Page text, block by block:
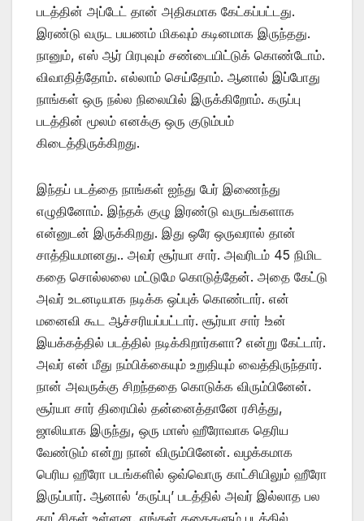
படத்தின் அப்டேட் தான் அதிகமாக கேட்கப்பட்டது.
இரண்டு வருட பயணம் மிகவும் கடினமாக இருந்தது.
நானும், எஸ் ஆர் பிரபுவும் சண்டையிட்டுக் கொண்டோம்.
விவாதித்தோம். எல்லாம் செய்தோம். ஆனால் இப்போது
நாங்கள் ஒரு நல்ல நிலையில் இருக்கிறோம். கருப்பு
படத்தின் மூலம் எனக்கு ஒரு குடும்பம்
கிடைத்திருக்கிறது.‌
இந்தப் படத்தை நாங்கள் ஐந்து பேர் இணைந்து
எழுதினோம். இந்தக் குழு இரண்டு வருடங்களாக
என்னுடன் இருக்கிறது. இது ஒரே ஒருவரால் தான்
சாத்தியமானது.. அவர் சூர்யா சார். அவரிடம் 45 நிமிட
கதை சொல்லலை மட்டுமே கொடுத்தேன். அதை கேட்டு
அவர் உடனடியாக நடிக்க ஒப்புக் கொண்டார். என்
மனைவி கூட ஆச்சரியப்பட்டார். சூர்யா சார் !உன்
இயக்கத்தில் படத்தில் நடிக்கிறார்களா? என்று கேட்டார்.
அவர் என் மீது நம்பிக்கையும் உறுதியும் வைத்திருந்தார்.
நான் அவருக்கு சிறந்ததை கொடுக்க விரும்பினேன்.
சூர்யா சார் திரையில் தன்னைத்தானே ரசித்து,
ஜாலியாக இருந்து, ஒரு மாஸ் ஹீரோவாக தெரிய
வேண்டும் என்று நான் விரும்பினேன். வழக்கமாக
பெரிய ஹீரோ படங்களில் ஒவ்வொரு காட்சியிலும் ஹீரோ
இருப்பார். ஆனால் ‘கருப்பு’ படத்தில் அவர் இல்லாத பல
காட்சிகள் உள்ளன. எங்கள் கதைகளும் படத்தில்